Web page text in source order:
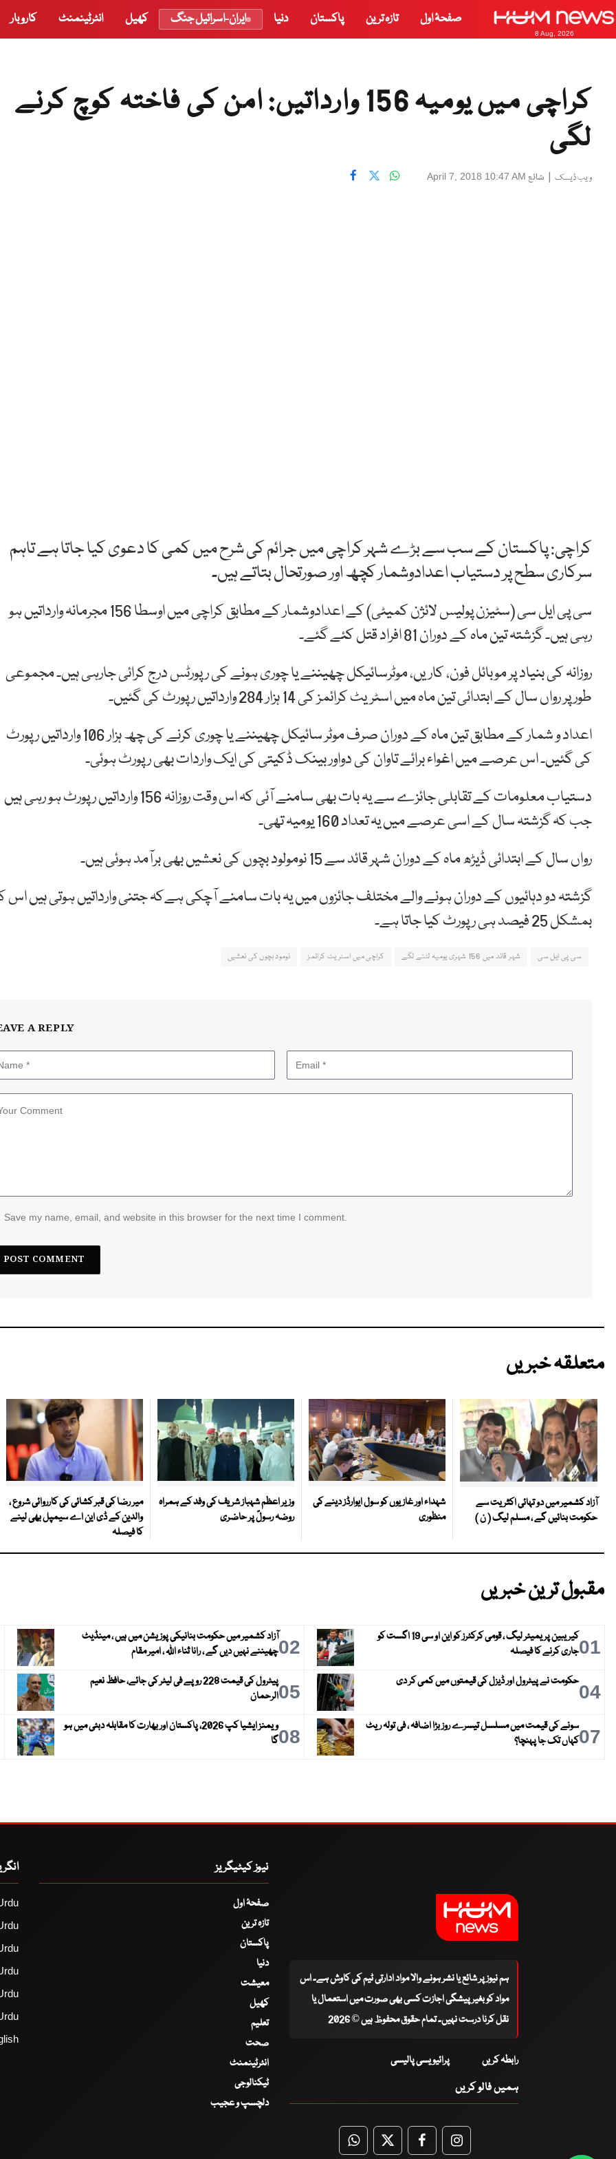
8 Aug, 2026
صفحۂ اول تازہ ترین پاکستان دنیا ایران-اسرائیل جنگ کھیل انٹرٹینمنٹ کاروبار
کراچی میں یومیہ 156 وارداتیں: امن کی فاختہ کوچ کرنے
لگی
ویب ڈیسک | شائع April 7, 2018 10:47 AM
کراچی: پاکستان کے سب سے بڑے شہر کراچی میں جرائم کی شرح میں کمی کا دعوی کیا جاتا ہے تاہم
سرکاری سطح پر دستیاب اعدادوشمار کچھ اور صورتحال بتاتے ہیں۔
سی پی ایل سی (سٹیزن پولیس لائژن کمیٹی) کے اعدادوشمار کے مطابق کراچی میں اوسطا 156 مجرمانہ وارداتیں ہو
رہی ہیں۔ گزشتہ تین ماہ کے دوران 81 افراد قتل کئے گئے۔
روزانہ کی بنیاد پر موبائل فون، کاریں، موٹرسائیکل چھیننے یا چوری ہونے کی رپورٹس درج کرائی جارہی ہیں۔ مجموعی
طور پر رواں سال کے ابتدائی تین ماہ میں اسٹریٹ کرائمز کی 14 ہزار 284 وارداتیں رپورٹ کی گئیں۔
اعداد و شمار کے مطابق تین ماہ کے دوران صرف موٹر سائیکل چھیننے یا چوری کرنے کی چھ ہزار 106 وارداتیں رپورٹ
کی گئیں۔ اس عرصے میں اغواء برائے تاوان کی دواور بینک ڈکیتی کی ایک واردات بھی رپورٹ ہوئی۔
دستیاب معلومات کے تقابلی جائزے سے یہ بات بھی سامنے آئی کہ اس وقت روزانہ 156 وارداتیں رپورٹ ہو رہی ہیں
جب کہ گزشتہ سال کے اسی عرصے میں یہ تعداد 160 یومیہ تھی۔
رواں سال کے ابتدائی ڈیڑھ ماہ کے دوران شہر قائد سے 15 نومولود بچوں کی نعشیں بھی برآمد ہوئی ہیں۔
گزشتہ دو دہائیوں کے دوران ہونے والے مختلف جائزوں میں یہ بات سامنے آچکی ہےکہ جتنی وارداتیں ہوتی ہیں اس
بمشکل 25 فیصد ہی رپورٹ کیا جاتا ہے۔
سی پی ایل سی شہر قائد میں 156 شہری یومیہ لٹنے لگے کراچی میں اسٹریٹ کرائمز نومود بچوں کی نعشیں
A REPLY
Save my name, email, and website in this browser for the next time I comment.
متعلقہ خبریں
آزاد کشمیر میں دو تہائی اکثریت سے
حکومت بنائیں گے ، مسلم لیگ ( ن )
شہداء اور غازیوں کو سول ایوارڈز دینے کی
منظوری
وزیر اعظم شہباز شریف کی وفد کے ہمراہ
روضہ رسولؐ پر حاضری
میر رضا کی قبر کشائی کی کارروائی شروع ،
والدین کے ڈی این اے سیمپل بھی لینے
کا فیصلہ
مقبول ترین خبریں
01
کیریبین پریمیئر لیگ ، قومی کرکٹرز کو این او سی 19 اگست کو
جاری کرنے کا فیصلہ
02آزاد کشمیر میں حکومت بنانیکی پوزیشن میں ہیں ، مینڈیٹ
چھیننے نہیں دیں گے ، رانا ثناء اللہ ، امیر مقام
04حکومت نے پیٹرول اور ڈیزل کی قیمتوں میں کمی کر دی 05
پیٹرول کی قیمت 228 روپے فی لیٹر کی جائے، حافظ نعیم
الرحمان
07سونے کی قیمت میں مسلسل تیسرے روز بڑا اضافہ ، فی تولہ ریٹ
کہاں تک جا پہنچا؟
08
ویمنز ایشیا کپ 2026، پاکستان اور بھارت کا مقابلہ دبئی میں ہو
گا
ہم نیوز پر شائع یا نشر ہونے والا مواد ادارتی ٹیم کی کاوش ہے۔ اس
مواد کو بغیر پیشگی اجازت کسی بھی صورت میں استعمال یا
نقل کرنا درست نہیں۔ تمام حقوق محفوظ ہیں © 2026
رابطہ کریں پرائیویسی پالیسی
ہمیں فالو کریں
WhatsApp
TwitterFacebookFacebook
نیوز کیٹیگریز
صفحۂ اول
تازہ ترین
پاکستان
دنیا
معیشت
کھیل
تعلیم
صحت
انٹرٹینمنٹ
ٹیکنالوجی
دلچسپ و عجیب